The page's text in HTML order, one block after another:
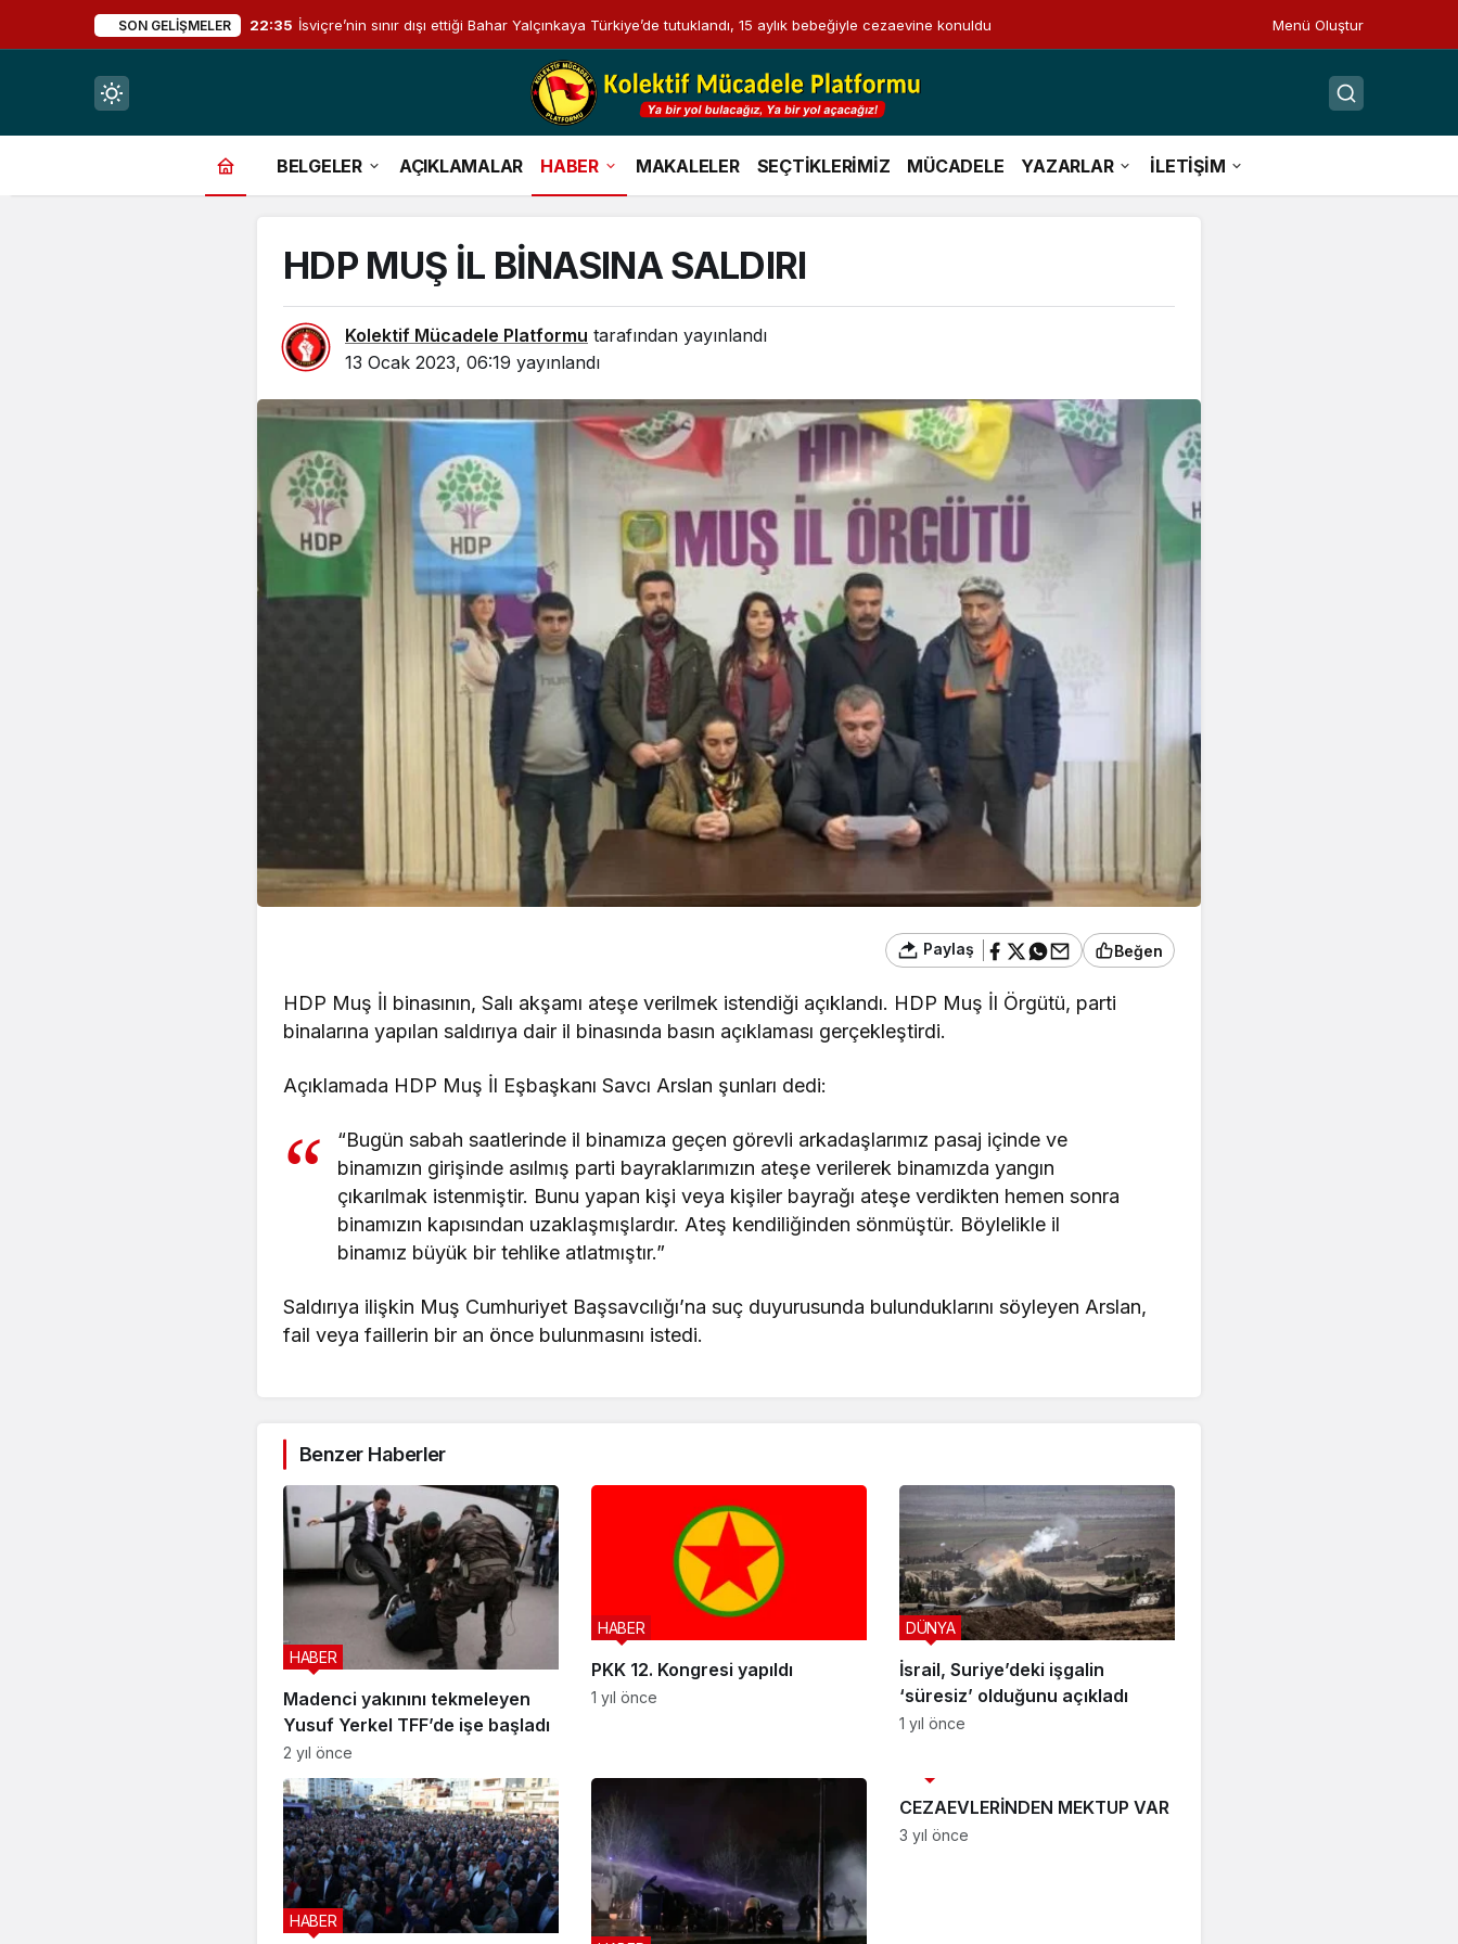
SON GELIŞMELER 22:35 İsviçre’nin sınır dışı ettiği Bahar Yalçınkaya Türkiye’de tutuklandı, 15 aylık bebeğiyle cezaevine konuldu Menü Oluştur
Mod
BELGELER AÇIKLAMALAR HABER MAKALELER SEÇTİKLERİMİZ MÜCADELE YAZARLAR İLETİŞİM
HDP MUŞ İL BİNASINA SALDIRI
Kolektif Mücadele Platformu tarafından yayınlandı
13 Ocak 2023, 06:19 yayınlandı
Paylaş Beğen
HDP Muş İl binasının, Salı akşamı ateşe verilmek istendiği açıklandı. HDP Muş İl Örgütü, parti
binalarına yapılan saldırıya dair il binasında basın açıklaması gerçekleştirdi.
Açıklamada HDP Muş İl Eşbaşkanı Savcı Arslan şunları dedi:
“Bugün sabah saatlerinde il binamıza geçen görevli arkadaşlarımız pasaj içinde ve
binamızın girişinde asılmış parti bayraklarımızın ateşe verilerek binamızda yangın
çıkarılmak istenmiştir. Bunu yapan kişi veya kişiler bayrağı ateşe verdikten hemen sonra
binamızın kapısından uzaklaşmışlardır. Ateş kendiliğinden sönmüştür. Böylelikle il
binamız büyük bir tehlike atlatmıştır.”
Saldırıya ilişkin Muş Cumhuriyet Başsavcılığı’na suç duyurusunda bulunduklarını söyleyen Arslan,
fail veya faillerin bir an önce bulunmasını istedi.
Benzer Haberler
Madenci yakınını tekmeleyen
Yusuf Yerkel TFF’de işe başladı
HABER
2 yıl önce
PKK 12. Kongresi yapıldı
HABER
1 yıl önce
İsrail, Suriye’deki işgalin
‘süresiz’ olduğunu açıkladı
DÜNYA
1 yıl önce
HABER
CEZAEVLERİNDEN MEKTUP VAR
3 yıl önce